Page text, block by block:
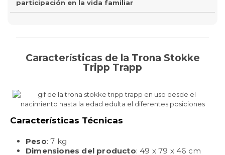
participación en la vida familiar
Características de la Trona Stokke
Tripp Trapp
Características Técnicas
Peso: 7 kg
Dimensiones del producto: 49 x 79 x 46 cm